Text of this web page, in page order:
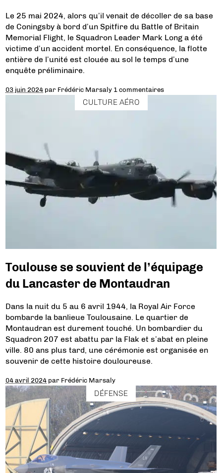
Le 25 mai 2024, alors qu’il venait de décoller de sa base
de Coningsby à bord d’un Spitfire du Battle of Britain
Memorial Flight, le Squadron Leader Mark Long a été
victime d’un accident mortel. En conséquence, la flotte
entière de l’unité est clouée au sol le temps d’une
enquête préliminaire.
03 juin 2024 par Frédéric Marsaly 1 commentaires
CULTURE AÉRO
Toulouse se souvient de l’équipage
du Lancaster de Montaudran
Dans la nuit du 5 au 6 avril 1944, la Royal Air Force
bombarde la banlieue Toulousaine. Le quartier de
Montaudran est durement touché. Un bombardier du
Squadron 207 est abattu par la Flak et s’abat en pleine
ville. 80 ans plus tard, une cérémonie est organisée en
souvenir de cette histoire douloureuse.
04 avril 2024 par Frédéric Marsaly
DÉFENSE